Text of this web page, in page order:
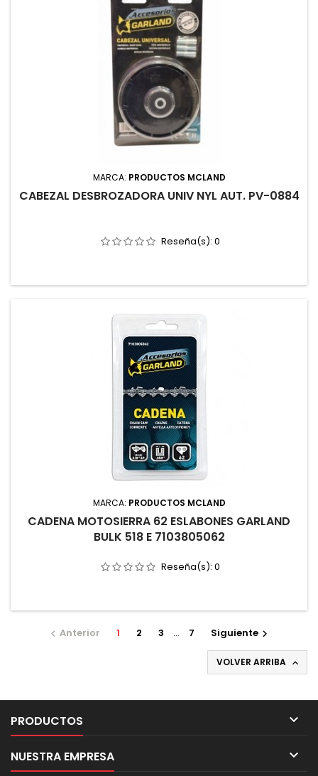
MARCA: PRODUCTOS MCLAND
CABEZAL DESBROZADORA UNIV NYL AUT. PV-0884
Reseña(s): 0
MARCA: PRODUCTOS MCLAND
CADENA MOTOSIERRA 62 ESLABONES GARLAND
BULK 518 E 7103805062
Reseña(s): 0
 Anterior 1 2 3 … 7 Siguiente 
VOLVER ARRIBA 
PRODUCTOS 
NUESTRA EMPRESA 